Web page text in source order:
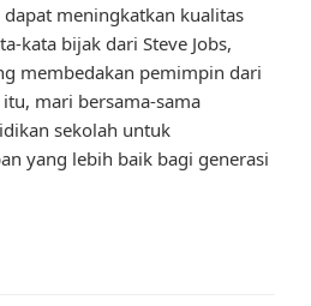
meningkatkan kualitas
kata bijak dari Steve Jobs,
membedakan pemimpin dari
mari bersama-sama
sekolah untuk
yang lebih baik bagi generasi